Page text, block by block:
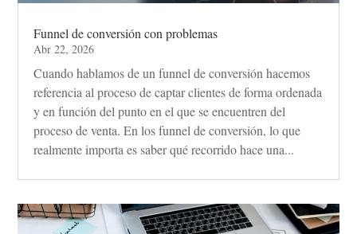
Funnel de conversión con problemas
Abr 22, 2026
Cuando hablamos de un funnel de conversión hacemos
referencia al proceso de captar clientes de forma ordenada
y en función del punto en el que se encuentren del
proceso de venta. En los funnel de conversión, lo que
realmente importa es saber qué recorrido hace una...